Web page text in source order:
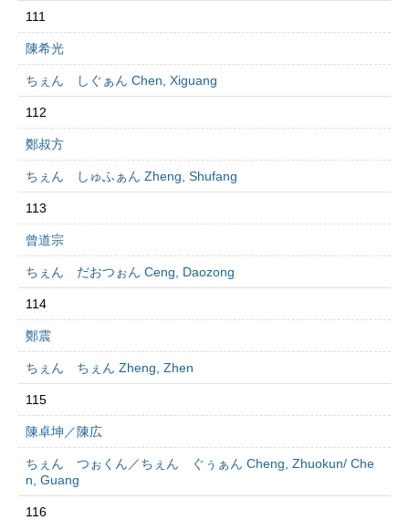
111
陳希光
ちぇん しぐぁん Chen, Xiguang
112
鄭叔方
ちぇん しゅふぁん Zheng, Shufang
113
曾道宗
ちぇん だおつぉん Ceng, Daozong
114
鄭震
ちぇん ちぇん Zheng, Zhen
115
陳卓坤／陳広
ちぇん つぉくん／ちぇん ぐぅぁん Cheng, Zhuokun/ Che
n, Guang
116